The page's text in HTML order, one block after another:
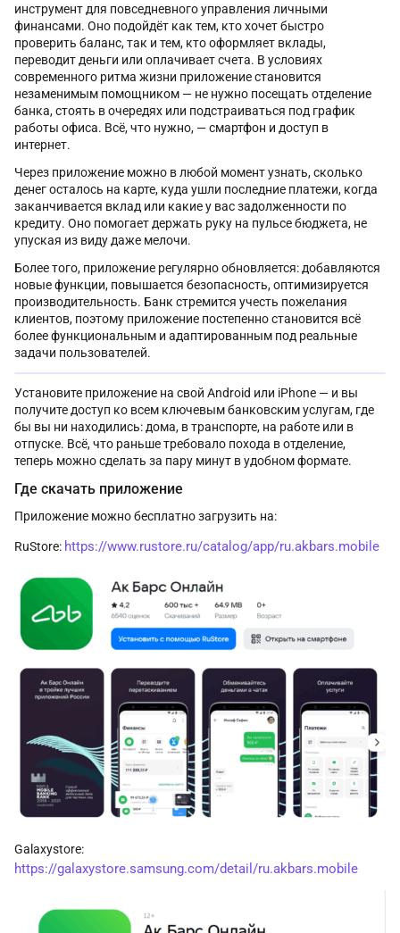
инструмент для повседневного управления личными
финансами. Оно подойдёт как тем, кто хочет быстро
проверить баланс, так и тем, кто оформляет вклады,
переводит деньги или оплачивает счета. В условиях
современного ритма жизни приложение становится
незаменимым помощником — не нужно посещать отделение
банка, стоять в очередях или подстраиваться под график
работы офиса. Всё, что нужно, — смартфон и доступ в
интернет.
Через приложение можно в любой момент узнать, сколько
денег осталось на карте, куда ушли последние платежи, когда
заканчивается вклад или какие у вас задолженности по
кредиту. Оно помогает держать руку на пульсе бюджета, не
упуская из виду даже мелочи.
Более того, приложение регулярно обновляется: добавляются
новые функции, повышается безопасность, оптимизируется
производительность. Банк стремится учесть пожелания
клиентов, поэтому приложение постепенно становится всё
более функциональным и адаптированным под реальные
задачи пользователей.
Установите приложение на свой Android или iPhone — и вы
получите доступ ко всем ключевым банковским услугам, где
бы вы ни находились: дома, в транспорте, на работе или в
отпуске. Всё, что раньше требовало похода в отделение,
теперь можно сделать за пару минут в удобном формате.
Где скачать приложение
Приложение можно бесплатно загрузить на:
RuStore: https://www.rustore.ru/catalog/app/ru.akbars.mobile
Galaxystore:
https://galaxystore.samsung.com/detail/ru.akbars.mobile